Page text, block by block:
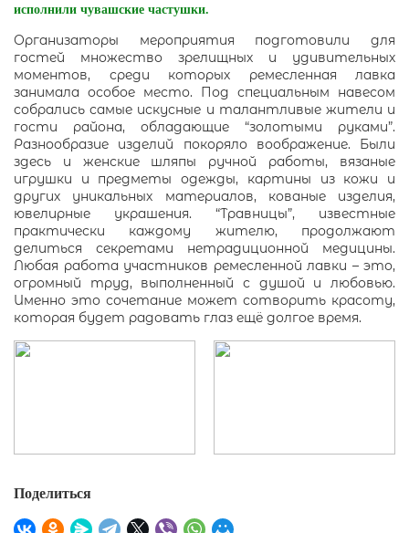
исполнили чувашские частушки.
Организаторы мероприятия подготовили для
гостей множество зрелищных и удивительных
моментов, среди которых ремесленная лавка
занимала особое место. Под специальным навесом
собрались самые искусные и талантливые жители и
гости района, обладающие “золотыми руками”.
Разнообразие изделий покоряло воображение. Были
здесь и женские шляпы ручной работы, вязаные
игрушки и предметы одежды, картины из кожи и
других уникальных материалов, кованые изделия,
ювелирные украшения. “Травницы”, известные
практически каждому жителю, продолжают
делиться секретами нетрадиционной медицины.
Любая работа участников ремесленной лавки – это,
огромный труд, выполненный с душой и любовью.
Именно это сочетание может сотворить красоту,
которая будет радовать глаз ещё долгое время.
Поделиться